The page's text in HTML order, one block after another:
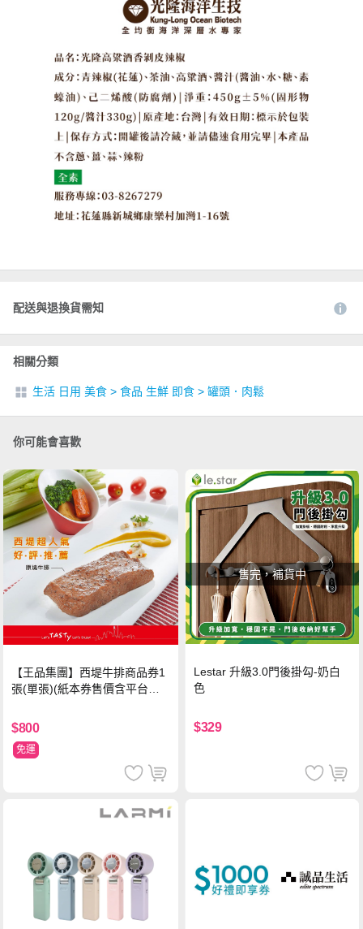
配送與退換貨需知
相關分類
生活 日用 美食 > 食品 生鮮 即食 > 罐頭．肉鬆
你可能會喜歡
【王品集團】西堤牛排商品券1
張(單張)(紙本券售價含平台物
$800
免運
售完，補貨中
Lestar 升級3.0門後掛勾-奶白
色
$329